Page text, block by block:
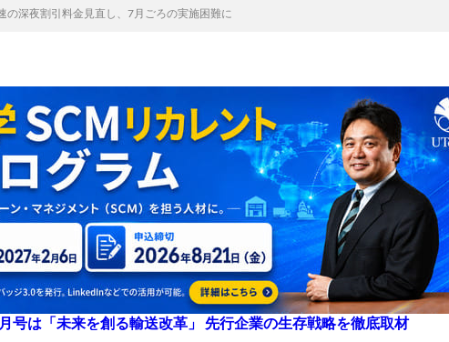
の深夜割引料金見直し、7月ごろの実施困難に
号は「未来を創る輸送改革」 先行企業の生存戦略を徹底取材